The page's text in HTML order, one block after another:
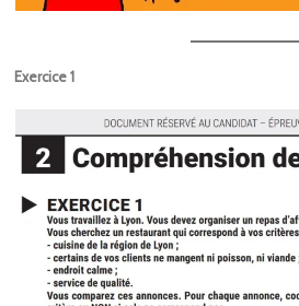
Exercice 1